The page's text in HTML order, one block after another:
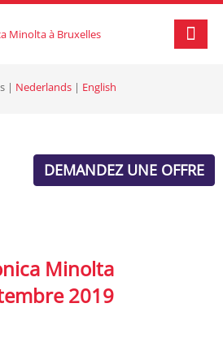
| Nederlands | English
DEMANDEZ UNE OFFRE
Minolta
2019